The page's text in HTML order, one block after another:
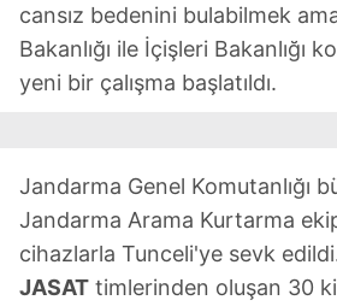
cansız bedenini bulabilmek
Bakanlığı ile İçişleri Bakanlığı
yeni bir çalışma başlatıldı.
Jandarma Genel Komutanlığı
Jandarma Arama Kurtarma
cihazlarla Tunceli'ye sevk
JASAT timlerinden oluşan 30